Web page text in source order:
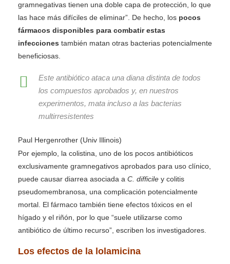
gramnegativas tienen una doble capa de protección, lo que
las hace más difíciles de eliminar”. De hecho, los pocos
fármacos disponibles para combatir estas
infecciones también matan otras bacterias potencialmente
beneficiosas.
Este antibiótico ataca una diana distinta de todos
los compuestos aprobados y, en nuestros
experimentos, mata incluso a las bacterias
multirresistentes
Paul Hergenrother (Univ Illinois)
Por ejemplo, la colistina, uno de los pocos antibióticos
exclusivamente gramnegativos aprobados para uso clínico,
puede causar diarrea asociada a C. difficile y colitis
pseudomembranosa, una complicación potencialmente
mortal. El fármaco también tiene efectos tóxicos en el
hígado y el riñón, por lo que “suele utilizarse como
antibiótico de último recurso”, escriben los investigadores.
Los efectos de la lolamicina